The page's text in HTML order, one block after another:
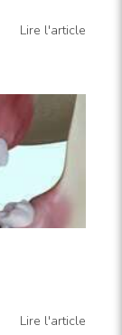
Lire l'article
Lire l'article